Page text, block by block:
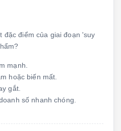
đặc điểm của giai đoạn 'suy
mạnh.
hoặc biến mất.
gắt.
số nhanh chóng.